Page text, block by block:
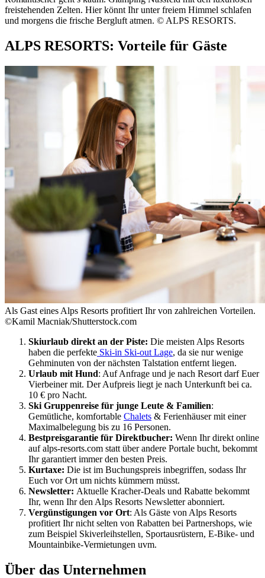
freistehenden Zelten. Hier könnt Ihr unter freiem Himmel schlafen
und morgens die frische Bergluft atmen. © ALPS RESORTS.
ALPS RESORTS: Vorteile für Gäste
Als Gast eines Alps Resorts profitiert Ihr von zahlreichen Vorteilen.
©Kamil Macniak/Shutterstock.com
Skiurlaub direkt an der Piste: Die meisten Alps Resorts
haben die perfekte Ski-in Ski-out Lage, da sie nur wenige
Gehminuten von der nächsten Talstation entfernt liegen.
Urlaub mit Hund: Auf Anfrage und je nach Resort darf Euer
Vierbeiner mit. Der Aufpreis liegt je nach Unterkunft bei ca.
10 € pro Nacht.
Ski Gruppenreise für junge Leute & Familien:
Gemütliche, komfortable Chalets & Ferienhäuser mit einer
Maximalbelegung bis zu 16 Personen.
Bestpreisgarantie für Direktbucher: Wenn Ihr direkt online
auf alps-resorts.com statt über andere Portale bucht, bekommt
Ihr garantiert immer den besten Preis.
Kurtaxe: Die ist im Buchungspreis inbegriffen, sodass Ihr
Euch vor Ort um nichts kümmern müsst.
Newsletter: Aktuelle Kracher-Deals und Rabatte bekommt
Ihr, wenn Ihr den Alps Resorts Newsletter abonniert.
Vergünstigungen vor Ort: Als Gäste von Alps Resorts
profitiert Ihr nicht selten von Rabatten bei Partnershops, wie
zum Beispiel Skiverleihstellen, Sportausrüstern, E-Bike- und
Mountainbike-Vermietungen uvm.
Über das Unternehmen